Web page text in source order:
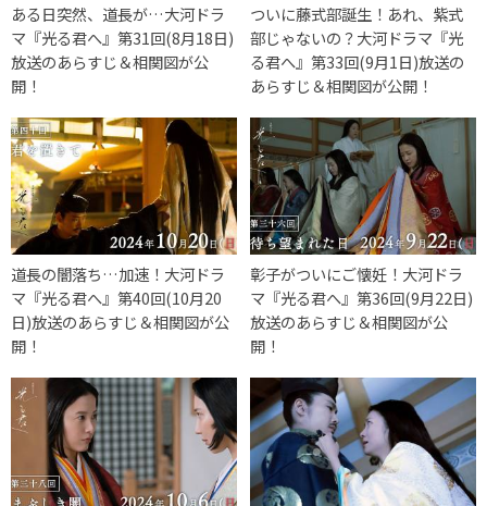
ある日突然、道長が…大河ドラ
マ『光る君へ』第31回(8月18日)
放送のあらすじ＆相関図が公
開！
ついに藤式部誕生！あれ、紫式
部じゃないの？大河ドラマ『光
る君へ』第33回(9月1日)放送の
あらすじ＆相関図が公開！
道長の闇落ち…加速！大河ドラ
マ『光る君へ』第40回(10月20
日)放送のあらすじ＆相関図が公
開！
彰子がついにご懐妊！大河ドラ
マ『光る君へ』第36回(9月22日)
放送のあらすじ＆相関図が公
開！